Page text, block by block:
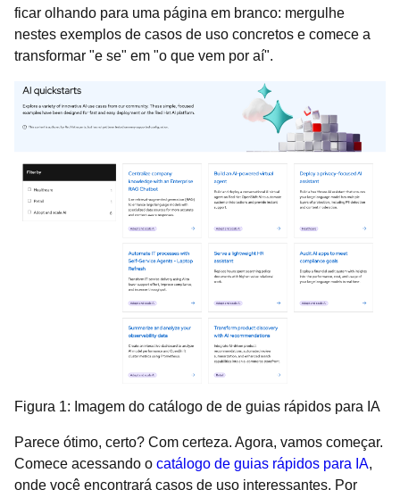
ficar olhando para uma página em branco: mergulhe
nestes exemplos de casos de uso concretos e comece a
transformar "e se" em "o que vem por aí".
Figura 1: Imagem do catálogo de de guias rápidos para IA
Parece ótimo, certo? Com certeza. Agora, vamos começar.
Comece acessando o catálogo de guias rápidos para IA,
onde você encontrará casos de uso interessantes. Por